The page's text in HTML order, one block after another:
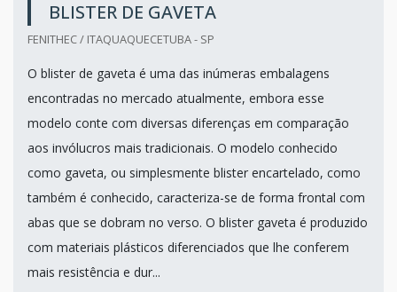
BLISTER DE GAVETA
FENITHEC / ITAQUAQUECETUBA - SP
O blister de gaveta é uma das inúmeras embalagens
encontradas no mercado atualmente, embora esse
modelo conte com diversas diferenças em comparação
aos invólucros mais tradicionais. O modelo conhecido
como gaveta, ou simplesmente blister encartelado, como
também é conhecido, caracteriza-se de forma frontal com
abas que se dobram no verso. O blister gaveta é produzido
com materiais plásticos diferenciados que lhe conferem
mais resistência e dur...